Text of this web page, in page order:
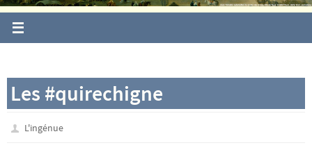
Les #quirechigne
L'ingénue